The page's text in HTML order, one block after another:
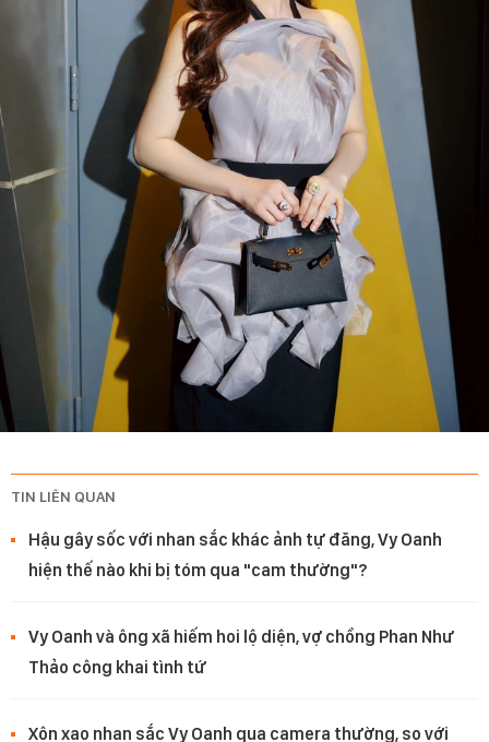
TIN LIÊN QUAN
Hậu gây sốc với nhan sắc khác ảnh tự đăng, Vy Oanh
hiện thế nào khi bị tóm qua "cam thường"?
Vy Oanh và ông xã hiếm hoi lộ diện, vợ chồng Phan Như
Thảo công khai tình tứ
Xôn xao nhan sắc Vy Oanh qua camera thường, so với